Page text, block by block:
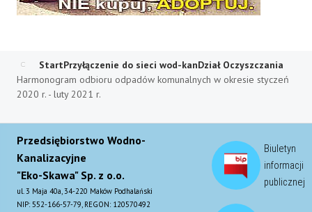
StartPrzyłączenie do sieci wod-kanDział Oczyszczania
Harmonogram odbioru odpadów komunalnych w okresie styczeń
2020 r. - luty 2021 r.
Przedsiębiorstwo Wodno-
Kanalizacyjne
"Eko-Skawa" Sp. z o.o.
ul. 3 Maja 40a, 34-220 Maków Podhalański
NIP: 552-166-57-79, REGON: 120570492
Biuletyn
informacji
publicznej